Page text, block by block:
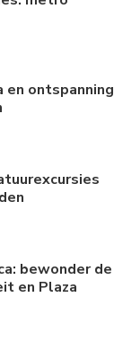
en ontspanning
bewonder de
en Plaza